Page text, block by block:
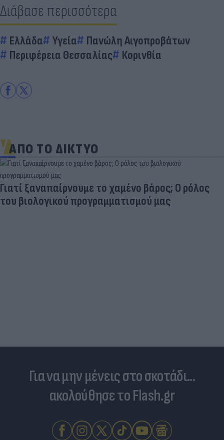
Διάβασε περισσότερα
Ελλάδα Υγεία
Πανώλη Αιγοπροβάτων
Περιφέρεια Θεσσαλίας
Κορινθία
ΑΠΟ ΤΟ ΔΙΚΤΥΟ
Για να μην μένεις στο σκοτάδι...
ακολούθησε το Flash.gr